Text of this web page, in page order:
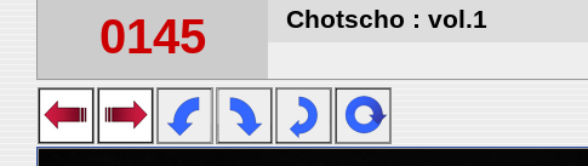
0145 Chotscho : vol.1